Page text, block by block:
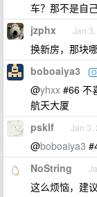
车？那不是自
jzphx Jan
换新房，那块
boboaiya3
@yhxx #66 不
航天大厦
psklf Jan 3,
@boboaiya3
NoString
这么烦恼，建